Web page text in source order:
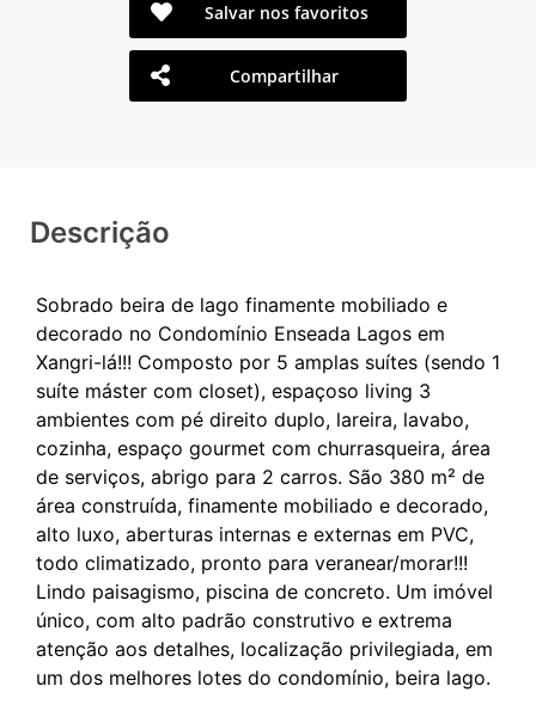
Salvar nos favoritos
Compartilhar
Descrição
Sobrado beira de lago finamente mobiliado e
decorado no Condomínio Enseada Lagos em
Xangri-lá!!! Composto por 5 amplas suítes (sendo 1
suíte máster com closet), espaçoso living 3
ambientes com pé direito duplo, lareira, lavabo,
cozinha, espaço gourmet com churrasqueira, área
de serviços, abrigo para 2 carros. São 380 m² de
área construída, finamente mobiliado e decorado,
alto luxo, aberturas internas e externas em PVC,
todo climatizado, pronto para veranear/morar!!!
Lindo paisagismo, piscina de concreto. Um imóvel
único, com alto padrão construtivo e extrema
atenção aos detalhes, localização privilegiada, em